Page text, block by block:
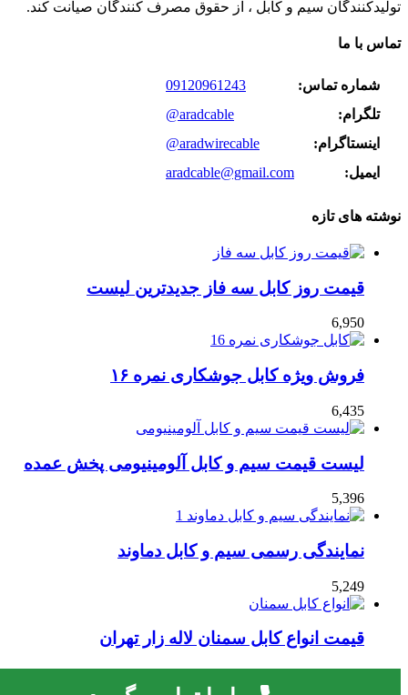
تولیدکنندگان سیم و کابل ، از حقوق مصرف کنندگان صیانت کند.
تماس با ما
شماره تماس:
09120961243
تلگرام:
@aradcable
اینستاگرام:
@aradwirecable
ایمیل:
aradcable@gmail.com
نوشته های تازه
قیمت روز کابل سه فاز جدیدترین لیست
6,950
فروش ویژه کابل جوشکاری نمره ۱۶
6,435
لیست قیمت سیم و کابل آلومینیومی پخش عمده
5,396
نمایندگی رسمی سیم و کابل دماوند
5,249
قیمت انواع کابل سمنان لاله زار تهران
4,727